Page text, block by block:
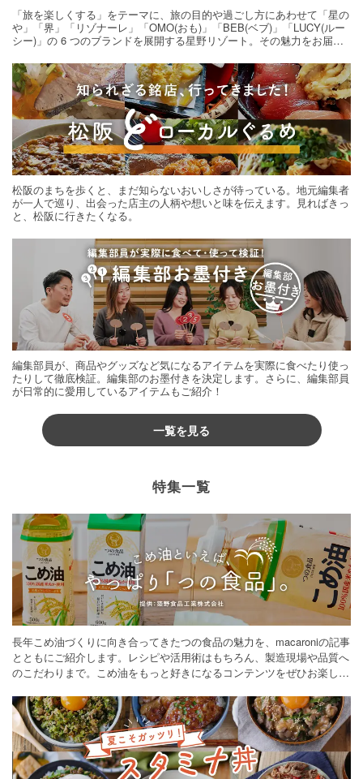
「旅を楽しくする」をテーマに、旅の目的や過ごし方にあわせて「星の
や」「界」「リゾナーレ」「OMO(おも)」「BEB(ベブ)」「LUCY(ルー
シー)」の 6 つのブランドを展開する星野リゾート。その魅力をお届け
松阪のまちを歩くと、まだ知らないおいしさが待っている。地元編集者
が一人で巡り、出会った店主の人柄や想いと味を伝えます。見ればきっ
と、松阪に行きたくなる。
編集部員が、商品やグッズなど気になるアイテムを実際に食べたり使っ
たりして徹底検証。編集部のお墨付きを決定します。さらに、編集部員
が日常的に愛用しているアイテムもご紹介！
一覧を見る
特集一覧
長年こめ油づくりに向き合ってきたつの食品の魅力を、macaroniの記事
とともにご紹介します。レシピや活用術はもちろん、製造現場や品質へ
のこだわりまで。こめ油をもっと好きになるコンテンツをぜひお楽しみ